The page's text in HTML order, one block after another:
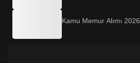
Kamu Memur Alımı 2026